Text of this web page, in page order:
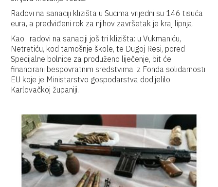
Radovi na sanaciji klizišta u Sucima vrijedni su 146 tisuća
eura, a predviđeni rok za njihov završetak je kraj lipnja.
Kao i radovi na sanaciji još tri klizišta: u Vukmaniću,
Netretiću, kod tamošnje škole, te Dugoj Resi, pored
Specijalne bolnice za produženo liječenje, bit će
financirani bespovratnim sredstvima iz Fonda solidarnosti
EU koje je Ministarstvo gospodarstva dodijelilo
Karlovačkoj županiji.